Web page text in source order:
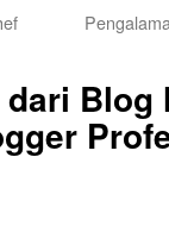
Blog